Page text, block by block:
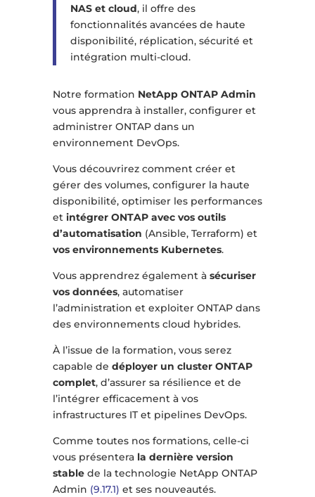
NAS et cloud, il offre des
fonctionnalités avancées de haute
disponibilité, réplication, sécurité et
intégration multi-cloud.
Notre formation NetApp ONTAP Admin
vous apprendra à installer, configurer et
administrer ONTAP dans un
environnement DevOps.
Vous découvrirez comment créer et
gérer des volumes, configurer la haute
disponibilité, optimiser les performances
et intégrer ONTAP avec vos outils
d’automatisation (Ansible, Terraform) et
vos environnements Kubernetes.
Vous apprendrez également à sécuriser
vos données, automatiser
l’administration et exploiter ONTAP dans
des environnements cloud hybrides.
À l’issue de la formation, vous serez
capable de déployer un cluster ONTAP
complet, d’assurer sa résilience et de
l’intégrer efficacement à vos
infrastructures IT et pipelines DevOps.
Comme toutes nos formations, celle-ci
vous présentera la dernière version
stablede la technologie NetApp ONTAP
Admin (9.17.1) et ses nouveautés.